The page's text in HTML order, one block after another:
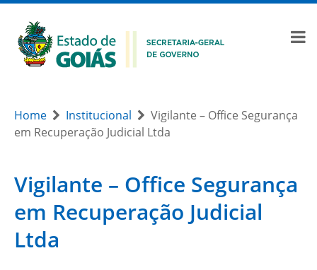
Home Institucional
Vigilante – Office Segurança
em Recuperação Judicial Ltda
Vigilante – Office Segurança
em Recuperação Judicial
Ltda